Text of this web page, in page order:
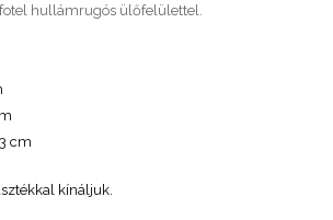
hullámrugós ülőfelülettel.
cm
kínáljuk.